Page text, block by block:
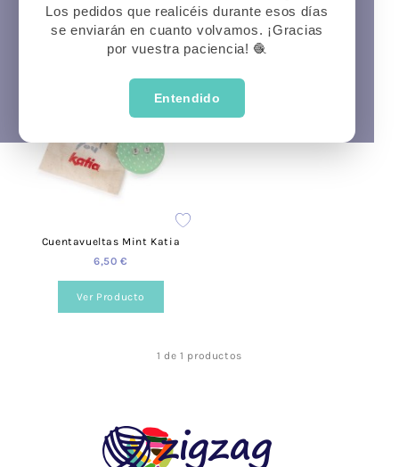
Los pedidos que realicéis durante esos días
se enviarán en cuanto volvamos. ¡Gracias
por vuestra paciencia! 🧶
Entendido
Cuentavueltas Mint Katia
6,50 €
Ver Producto
1 de 1 productos